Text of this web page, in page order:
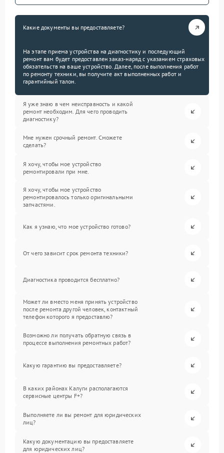
Какие документы вы предоставляете?
На этапе приема устройства на диагностику и последующий
ремонт вам будет предоставлен заказ-наряд с указанием страховых
обязательств на ваше устройство. Далее, после выполнения работ
по ремонту техники, вы получите акт выполненных работ и
гарантийный талон.
Я уже знаю в чем неисправность и какой
ремонт необходим. Для чего проводить
диагностику?
Мне нужен срочный ремонт. Сможете
сделать?
Я хочу, чтобы мое устройство
ремонтировали при мне.
Я хочу, чтобы мое устройство
ремонтировалось только оригинальными
запчастями.
Как я узнаю, что мое устройство готово?
От чего зависит срок ремонта техники?
Диагностика проводится бесплатно?
Может ли вместо меня принять устройство
после ремонта другой человек, контактный
телефон которого я предоставлю?
Возможно ли получать обратную связь в
процессе выполнения ремонтных работ?
Какую гарантию вы предоставляете?
В каких районах Калуги располагаются
сервисные центры F+?
Выполняете ли вы ремонт для юридических
лиц?
Какую документацию вы предоставляете
для юридических лиц?